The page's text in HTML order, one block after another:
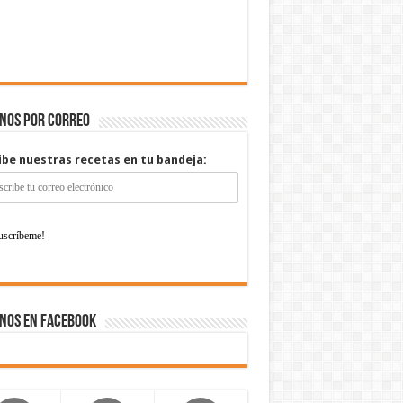
por correo
nuestras recetas en tu bandeja:
en Facebook